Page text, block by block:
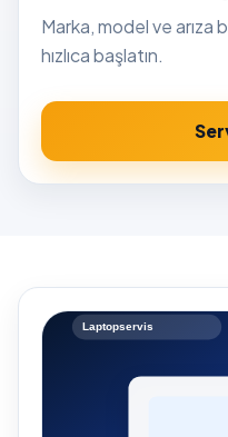
Marka, model ve arıza
hızlıca başlatın.